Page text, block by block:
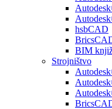
hsbCAD
BIM
Strojništvo